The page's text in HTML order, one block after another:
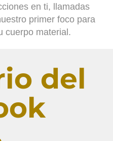
en ti, llamadas
primer foco para
cuerpo material.
del